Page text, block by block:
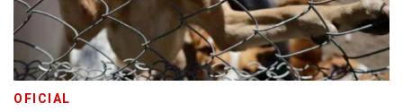
OFICIAL